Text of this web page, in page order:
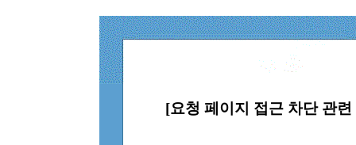
[요청 페이지 접근 차단 관